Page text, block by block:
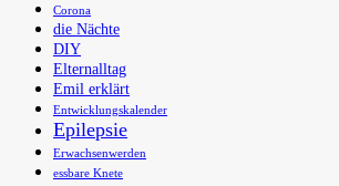
Corona
die Nächte
DIY
Elternalltag
Emil erklärt
Entwicklungskalender
Epilepsie
Erwachsenwerden
essbare Knete